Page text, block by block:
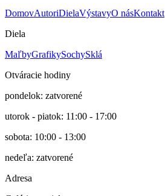
DomovAutoriDielaVýstavyO násKontakt
Diela
MaľbyGrafikySochySklá
Otváracie hodiny
pondelok: zatvorené
utorok - piatok: 11:00 - 17:00
sobota: 10:00 - 13:00
nedeľa: zatvorené
Adresa